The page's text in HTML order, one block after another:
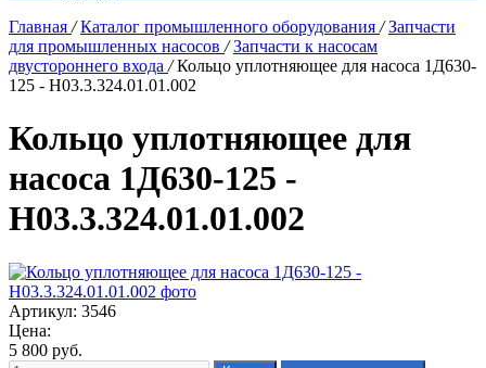
Главная / Каталог промышленного оборудования / Запчасти
для промышленных насосов / Запчасти к насосам
двустороннего входа / Кольцо уплотняющее для насоса 1Д630-
125 - Н03.3.324.01.01.002
Кольцо уплотняющее для
насоса 1Д630-125 -
Н03.3.324.01.01.002
Артикул: 3546
Цена:
5 800 руб.